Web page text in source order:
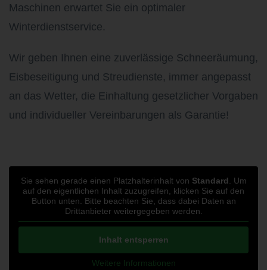
Maschinen erwartet Sie ein optimaler
Winterdienstservice.
Wir geben Ihnen eine zuverlässige Schneeräumung,
Eisbeseitigung und Streudienste, immer angepasst
an das Wetter, die Einhaltung gesetzlicher Vorgaben
und individueller Vereinbarungen als Garantie!
Sie sehen gerade einen Platzhalterinhalt von Standard . Um
auf den eigentlichen Inhalt zuzugreifen, klicken Sie auf den
Button unten. Bitte beachten Sie, dass dabei Daten an
Drittanbieter weitergegeben werden.
Inhalt entsperren
Weitere Informationen